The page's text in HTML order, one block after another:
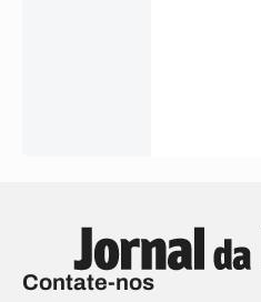
Contate-nos